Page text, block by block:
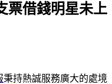
票借錢明星未上
秉持熱誠服務廣大的處境